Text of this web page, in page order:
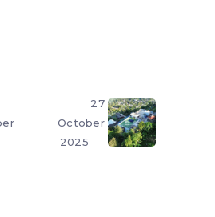
27
October
2025